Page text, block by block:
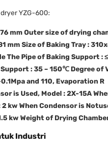
YZG-600:
mm Outer size of drying
mm Size of Baking Tray :
The Pipe of Baking Support :
: 35 – 150℃ Degree of
and 110, Evaporation R
is Used, Model : 2X-15A
kw When Condensor is
kw Weight of Drying
Industri